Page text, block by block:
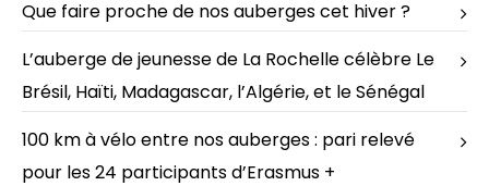
Que faire proche de nos auberges cet hiver ?
L’auberge de jeunesse de La Rochelle célèbre Le
Brésil, Haïti, Madagascar, l’Algérie, et le Sénégal
100 km à vélo entre nos auberges : pari relevé
pour les 24 participants d’Erasmus +